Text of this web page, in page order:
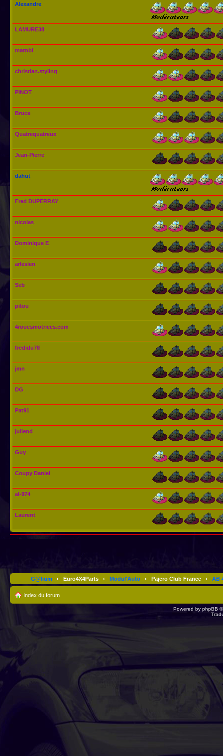
Alexandre
LAMURE38
matnbl
christian.styling
PINOT
Bruce
Quatrequatreux
Jean-Pierre
dahut
Fred DUPERRAY
nicolas
Dominique E
arlesien
Seb
pitou
4rouesmotrices.com
fredidu78
jmn
DG
Pat91
juliend
Guy
Coupy Daniel
al-974
Laurent
G@lium ‹ Euro4X4Parts ‹ Modul'Auto ‹ Pajero Club France ‹ AB
Index du forum
Powered by phpBB